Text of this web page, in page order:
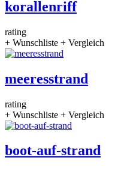
korallenriff
rating
+ Wunschliste + Vergleich
meeresstrand
rating
+ Wunschliste + Vergleich
boot-auf-strand